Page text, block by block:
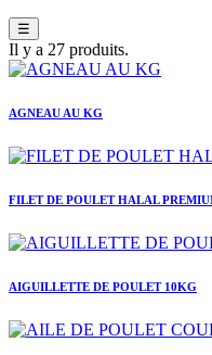
☰
Il y a 27 produits.
AGNEAU AU KG
FILET DE POULET HALAL
AIGUILLETTE DE POULET 10KG